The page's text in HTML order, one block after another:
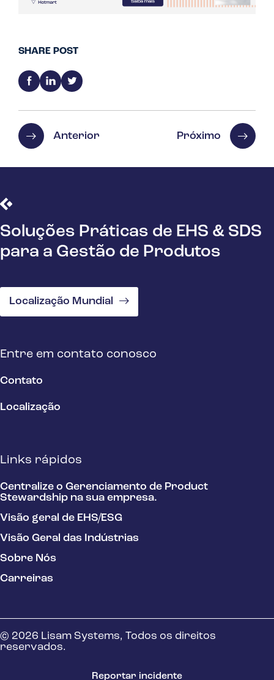
SHARE POST
Anterior Próximo
Soluções Práticas de EHS & SDS
para a Gestão de Produtos
Localização Mundial
Entre em contato conosco
Contato
Localização
Links rápidos
Centralize o Gerenciamento de Product
Stewardship na sua empresa.
Visão geral de EHS/ESG
Visão Geral das Indústrias
Sobre Nós
Carreiras
© 2026 Lisam Systems, Todos os direitos
reservados.
Reportar incidente